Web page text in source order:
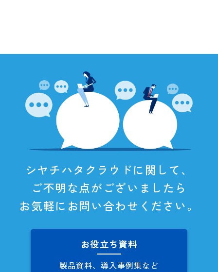
シヤチハタクラウドに関して、
ご不明な点がございましたら
お気軽にお問い合わせください。
お役立ち資料
製品資料、導入事例集など